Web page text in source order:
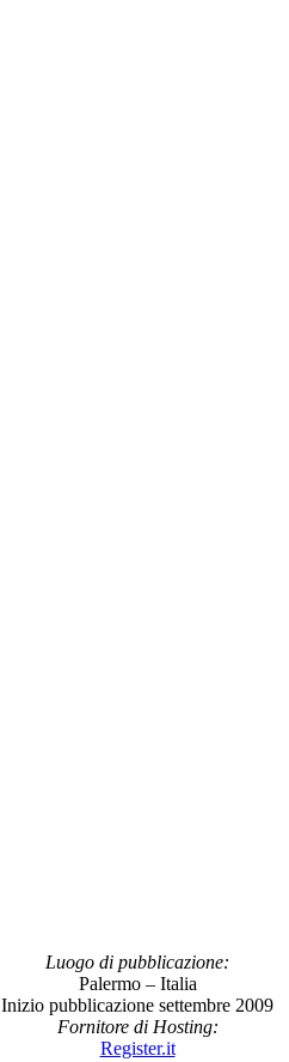
Luogo di pubblicazione:
Palermo – Italia
Inizio pubblicazione settembre 2009
Fornitore di Hosting:
Register.it